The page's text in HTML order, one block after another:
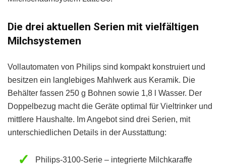
Die drei aktuellen Serien mit vielfältigen
Milchsystemen
Vollautomaten von Philips sind kompakt konstruiert und
besitzen ein langlebiges Mahlwerk aus Keramik. Die
Behälter fassen 250 g Bohnen sowie 1,8 l Wasser. Der
Doppelbezug macht die Geräte optimal für Vieltrinker und
mittlere Haushalte. Im Angebot sind drei Serien, mit
unterschiedlichen Details in der Ausstattung:
Philips-3100-Serie – integrierte Milchkaraffe